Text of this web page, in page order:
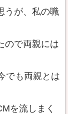
うが、私の職
ので両親には
でも両親とは
を流しまく